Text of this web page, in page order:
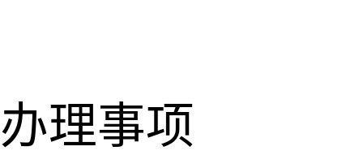
办理事项